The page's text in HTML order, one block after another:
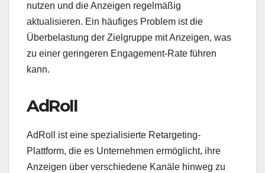
nutzen und die Anzeigen regelmäßig
aktualisieren. Ein häufiges Problem ist die
Überbelastung der Zielgruppe mit Anzeigen, was
zu einer geringeren Engagement-Rate führen
kann.
AdRoll
AdRoll ist eine spezialisierte Retargeting-
Plattform, die es Unternehmen ermöglicht, ihre
Anzeigen über verschiedene Kanäle hinweg zu